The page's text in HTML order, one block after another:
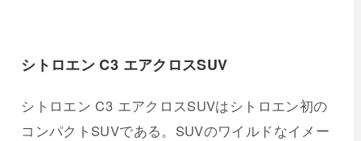
シトロエン C3 エアクロスSUV
シトロエン C3 エアクロスSUVはシトロエン初の
コンパクトSUVである。SUVのワイルドなイメー